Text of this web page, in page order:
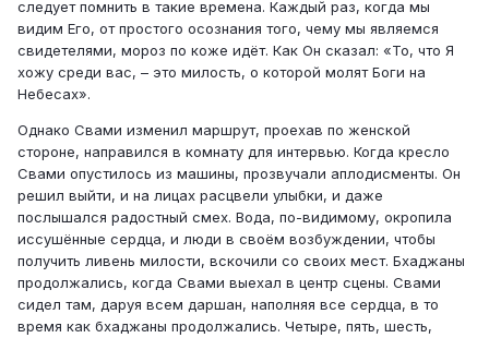
следует помнить в такие времена. Каждый раз, когда мы
видим Его, от простого осознания того, чему мы являемся
свидетелями, мороз по коже идёт. Как Он сказал: «То, что Я
хожу среди вас, – это милость, о которой молят Боги на
Небесах».
Однако Свами изменил маршрут, проехав по женской
стороне, направился в комнату для интервью. Когда кресло
Свами опустилось из машины, прозвучали аплодисменты. Он
решил выйти, и на лицах расцвели улыбки, и даже
послышался радостный смех. Вода, по-видимому, окропила
иссушённые сердца, и люди в своём возбуждении, чтобы
получить ливень милости, вскочили со своих мест. Бхаджаны
продолжались, когда Свами выехал в центр сцены. Свами
сидел там, даруя всем даршан, наполняя все сердца, в то
время как бхаджаны продолжались. Четыре, пять, шесть,